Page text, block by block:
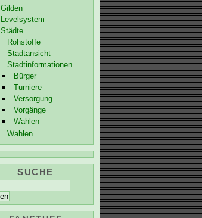
Gilden
Levelsystem
Städte
Rohstoffe
Stadtansicht
Stadtinformationen
Bürger
Turniere
Versorgung
Vorgänge
Wahlen
Wahlen
SUCHE